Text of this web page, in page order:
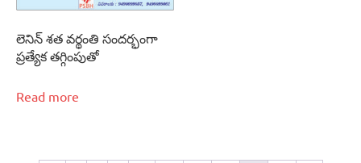
లెనిన్‌ శత వర్థంతి సందర్భంగా
ప్రత్యేక తగ్గింపుతో
Read more